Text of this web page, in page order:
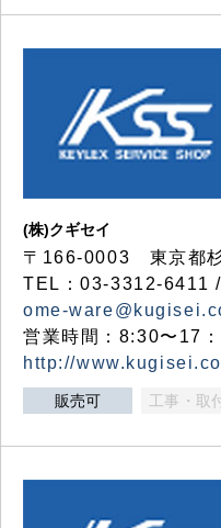
(株)クギセイ
〒166-0003 東京都
TEL：03-3312-6411
ome-
営業時間：8:30〜17
http://
販売可 工事・取